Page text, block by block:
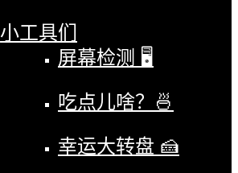
小工具们
屏幕检测 🖥
吃点儿啥？🍜
幸运大转盘 🍰